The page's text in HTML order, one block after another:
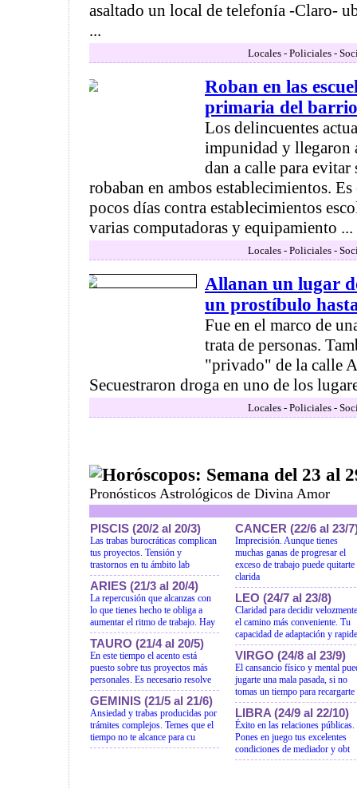
asaltado un local de telefonía -Claro-
...
Locales - Policiales -
Roban en las
primaria del
Los delincuentes
impunidad y llegaron
dan a calle para
robaban en ambos establecimientos.
pocos días contra establecimientos
varias computadoras y equipamiento ...
Locales - Policiales -
Allanan un lugar
un prostíbulo
Fue en el marco de
trata de personas.
"privado" de la calle
Secuestraron droga en uno de los
Locales - Policiales -
Horóscopos: Semana del 23 al
Pronósticos Astrológicos de Divina Amor
PISCIS (20/2 al 20/3)
Las trabas burocráticas complican
tus proyectos. Tensión y
trastornos en tu ámbito lab
ARIES (21/3 al 20/4)
La repercusión que alcanzas con
lo que tienes hecho te obliga a
aumentar el ritmo de trabajo. Hay
TAURO (21/4 al 20/5)
En este tiempo el acento está
puesto sobre tus proyectos más
personales. Es necesario resolve
GEMINIS (21/5 al 21/6)
Ansiedad y trabas producidas por
trámites complejos. Temes que el
tiempo no te alcance para cu
CANCER (22/6 al 23/
Imprecisión. Aunque tienes
muchas ganas de progresar el
exceso de trabajo puede quitarte
clarida
LEO (24/7 al 23/8)
Claridad para decidir velozmente
el camino más conveniente. Tu
capacidad de adaptación y
VIRGO (24/8 al 23/9)
El cansancio físico y mental
jugarte una mala pasada, si no
tomas un tiempo para recargarte
LIBRA (24/9 al 22/10)
Éxito en las relaciones públicas.
Pones en juego tus excelentes
condiciones de mediador y obt